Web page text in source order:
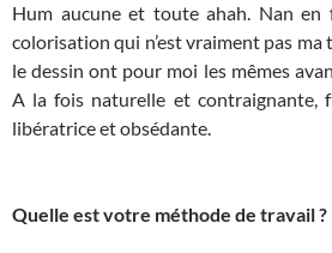
Hum aucune et toute ahah. Nan en
colorisation qui n’est vraiment pas ma
le dessin ont pour moi les mêmes
A la fois naturelle et contraignante,
libératrice et obsédante.
Quelle est votre méthode de travail ?